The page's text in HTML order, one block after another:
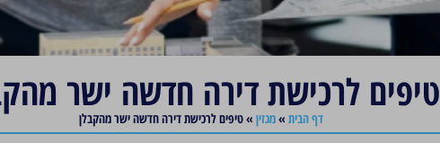
טיפים לרכישת דירה חדשה ישר
דף הבית »מגזין »טיפים לרכישת דירה חדשה ישר מהקבלן